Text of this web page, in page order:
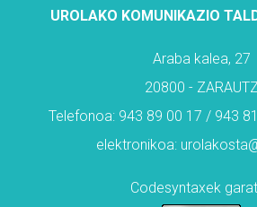
UROLAKO KOMUNIKAZIO
Araba kalea, 27
20800 -
Telefonoa: 943 89 00 17 / 943
elektronikoa:
Codesyntaxek